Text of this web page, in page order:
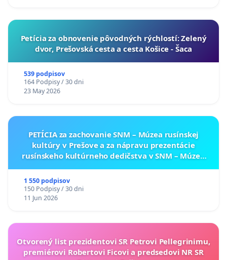
​Petícia za obnovenie pôvodných rýchlostí: Zelený
dvor, Prešovská cesta a cesta Košice - Šaca
539 podpisov
164 Podpisy / 30 dni
23 May 2026
PETÍCIA za zachovanie SNM – Múzea rusínskej
kultúry v Prešove a za nápravu prezentácie
rusínskeho kultúrneho dedičstva v SNM – Múzeu
1 550 podpisov
150 Podpisy / 30 dni
11 Jun 2026
Otvorený list prezidentovi SR Petrovi Pellegrinimu,
premiérovi Robertovi Ficovi a predsedovi NR SR